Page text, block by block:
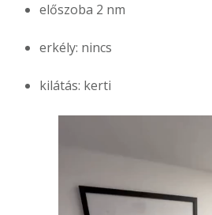
előszoba 2 nm
erkély: nincs
kilátás: kerti